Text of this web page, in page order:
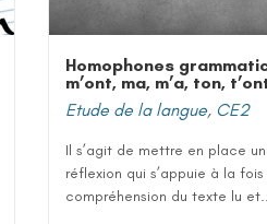
Homophones
m’ont, ma, m’a, ton,
Etude de la langue, CE2
Il s’agit de mettre en place
réflexion qui s’appuie à la fois
compréhension du texte lu